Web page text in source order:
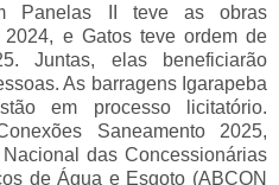
Panelas II teve as obras
e Gatos teve ordem de
Juntas, elas beneficiarão
As barragens Igarapeba
em processo licitatório.
Saneamento 2025,
das Concessionárias
de Água e Esgoto (ABCON